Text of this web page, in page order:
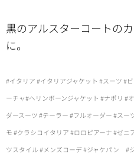
黒のアルスターコートの
に。
#イタリア #イタリアジャケット #スーツ #
ーチャ#ヘリンボーンジャケット #ナポリ #
ダースーツ #テーラー #フルオーダー #ス
モ #クラシコイタリア #ロロピアーナ #ゼ
ツスタイル #メンズコーデ #ジャケパン #